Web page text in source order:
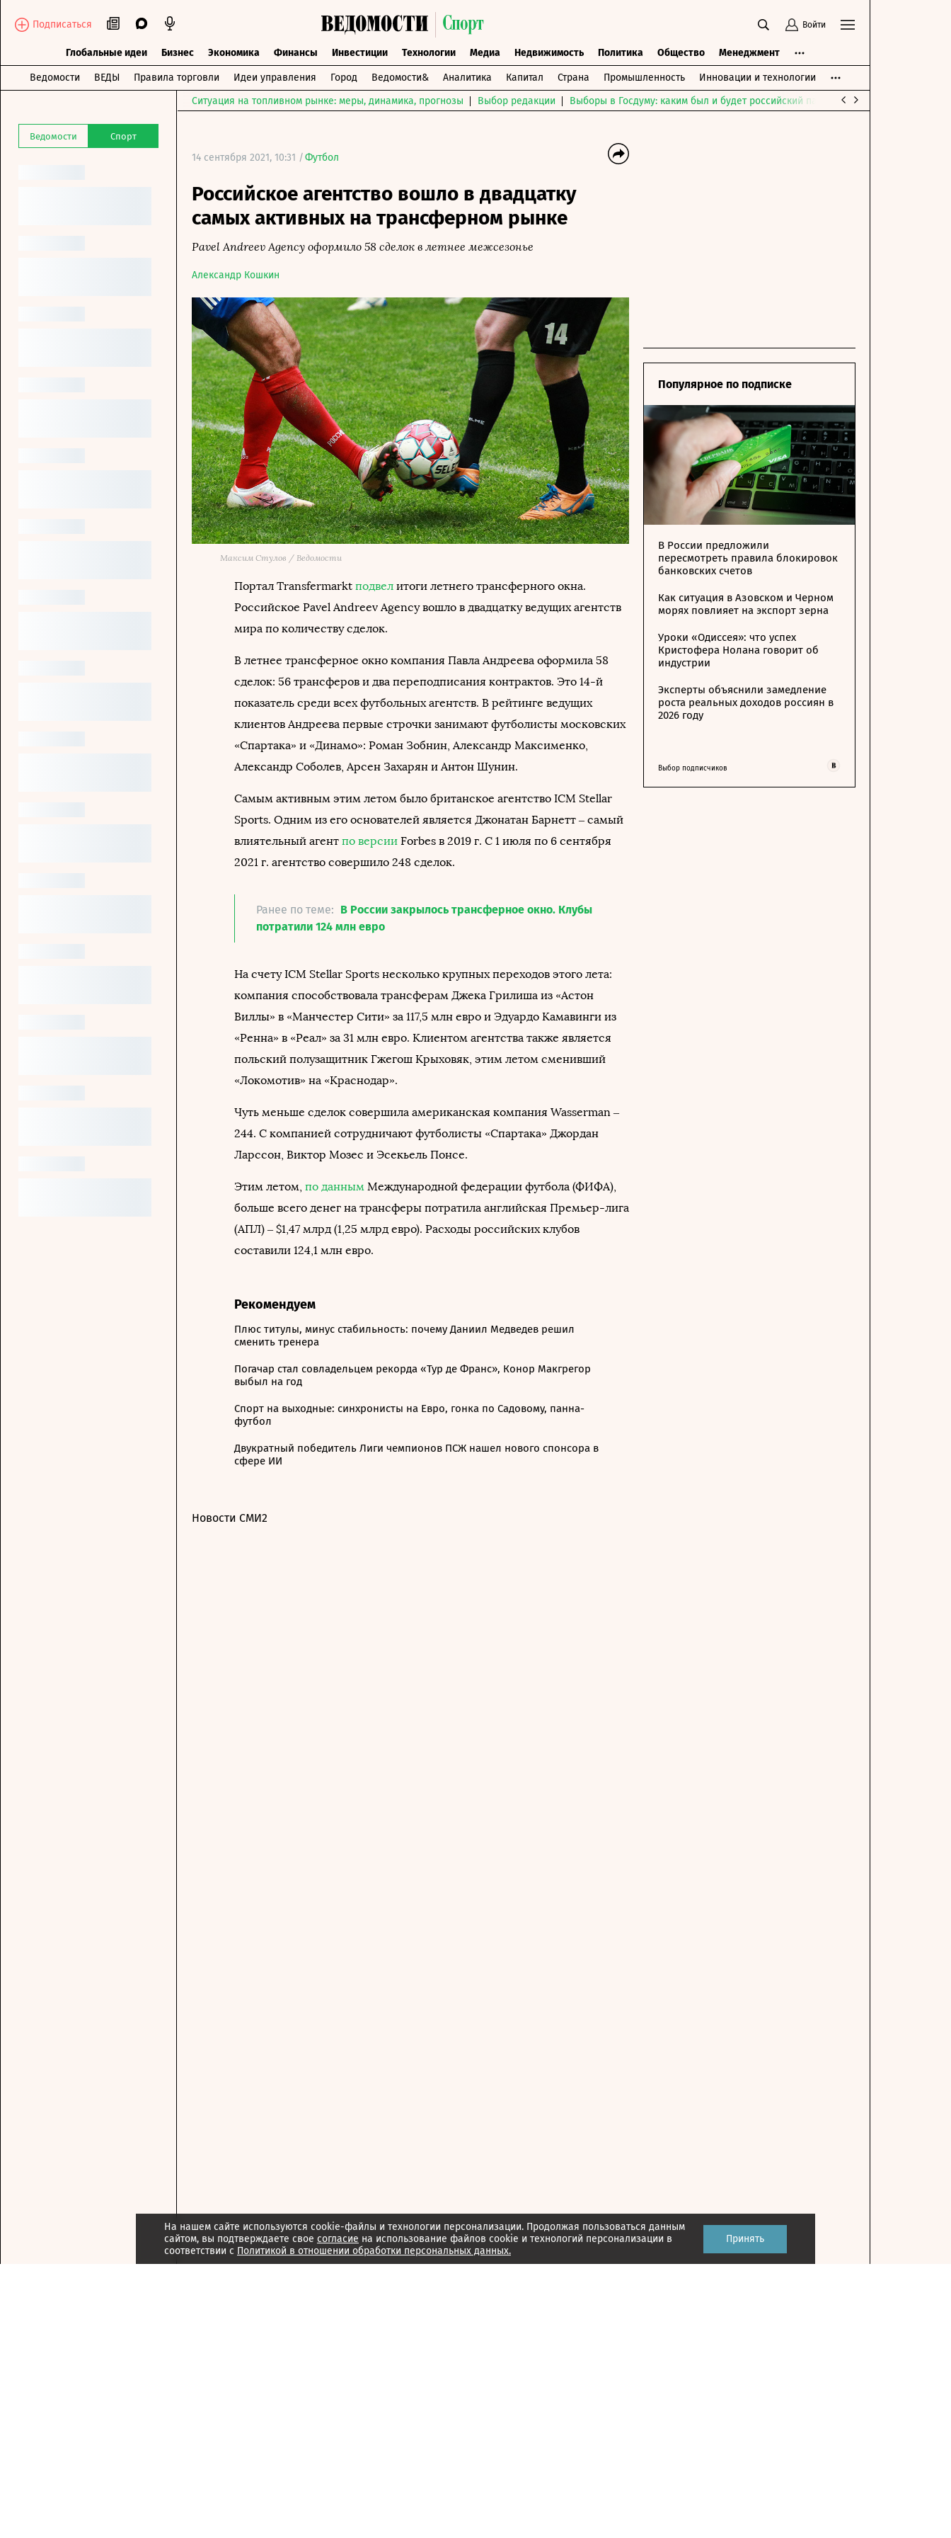
На нашем сайте используются cookie-файлы и технологии персонализации. Продолжая пользоваться данным
сайтом, вы подтверждаете свое согласие на использование файлов cookie и технологий персонализации в
соответствии с Политикой в отношении обработки персональных данных.
Принять
Подписаться Войти
Глобальные идеи Бизнес Экономика Финансы Инвестиции Технологии Медиа Недвижимость Политика Общество Менеджмент
Ведомости ВЕДЫ Правила торговли Идеи управления Город Ведомости& Аналитика Капитал Страна Промышленность Инновации и технологии
Ведомости Спорт
Ситуация на топливном рынке: меры, динамика, прогнозы Выбор редакции Выборы в Госдуму: каким был и будет российский парламент
14 сентября 2021, 10:31 /Футбол
Российское агентство вошло в двадцатку
самых активных на трансферном рынке
Pavel Andreev Agency оформило 58 сделок в летнее межсезонье
Александр Кошкин
Максим Стулов / Ведомости
Портал Transfermarkt подвел итоги летнего трансферного окна.
Российское Pavel Andreev Agency вошло в двадцатку ведущих агентств
мира по количеству сделок.
В летнее трансферное окно компания Павла Андреева оформила 58
сделок: 56 трансферов и два переподписания контрактов. Это 14-й
показатель среди всех футбольных агентств. В рейтинге ведущих
клиентов Андреева первые строчки занимают футболисты московских
«Спартака» и «Динамо»: Роман Зобнин, Александр Максименко,
Александр Соболев, Арсен Захарян и Антон Шунин.
Самым активным этим летом было британское агентство ICM Stellar
Sports. Одним из его основателей является Джонатан Барнетт – самый
влиятельный агент по версии Forbes в 2019 г. C 1 июля по 6 сентября
2021 г. агентство совершило 248 сделок.
Ранее по теме: В России закрылось трансферное окно. Клубы
потратили 124 млн евро
На счету ICM Stellar Sports несколько крупных переходов этого лета:
компания способствовала трансферам Джека Грилиша из «Астон
Виллы» в «Манчестер Сити» за 117,5 млн евро и Эдуардо Камавинги из
«Ренна» в «Реал» за 31 млн евро. Клиентом агентства также является
польский полузащитник Гжегош Крыховяк, этим летом сменивший
«Локомотив» на «Краснодар».
Чуть меньше сделок совершила американская компания Wasserman –
244. С компанией сотрудничают футболисты «Спартака» Джордан
Ларссон, Виктор Мозес и Эсекьель Понсе.
Этим летом, по данным Международной федерации футбола (ФИФА),
больше всего денег на трансферы потратила английская Премьер-лига
(АПЛ) – $1,47 млрд (1,25 млрд евро). Расходы российских клубов
составили 124,1 млн евро.
Рекомендуем
Плюс титулы, минус стабильность: почему Даниил Медведев решил
сменить тренера
Погачар стал совладельцем рекорда «Тур де Франс», Конор Макгрегор
выбыл на год
Спорт на выходные: синхронисты на Евро, гонка по Садовому, панна-
футбол
Двукратный победитель Лиги чемпионов ПСЖ нашел нового спонсора в
сфере ИИ
Популярное по подписке
В России предложили
пересмотреть правила блокировок
банковских счетов
Как ситуация в Азовском и Черном
морях повлияет на экспорт зерна
Уроки «Одиссея»: что успех
Кристофера Нолана говорит об
индустрии
Эксперты объяснили замедление
роста реальных доходов россиян в
2026 году
Выбор подписчиков
Новости СМИ2